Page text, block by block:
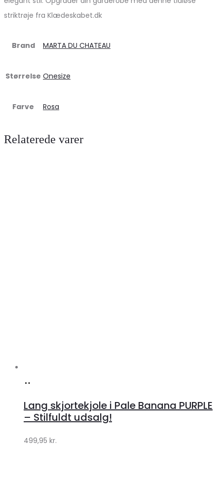
striktrøje fra Klædeskabet.dk
Brand MARTA DU CHATEAU
Størrelse Onesize
Farve Rosa
Relaterede varer
Klædeskabet.dk
Lang skjortekjole i Pale Banana PURPLE
– Stilfuldt udsalg!
499,95 kr.